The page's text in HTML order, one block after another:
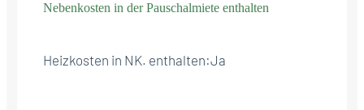
Nebenkosten in der Pauschalmiete enthalten
Heizkosten in NK. enthalten:Ja